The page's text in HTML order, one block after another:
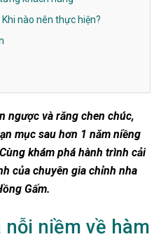
nào nên thực hiện?
ngược và răng chen chúc,
mục sau hơn 1 năm niềng
khám phá hành trình cải
của chuyên gia chỉnh nha
Gấm.
nỗi niềm về hàm